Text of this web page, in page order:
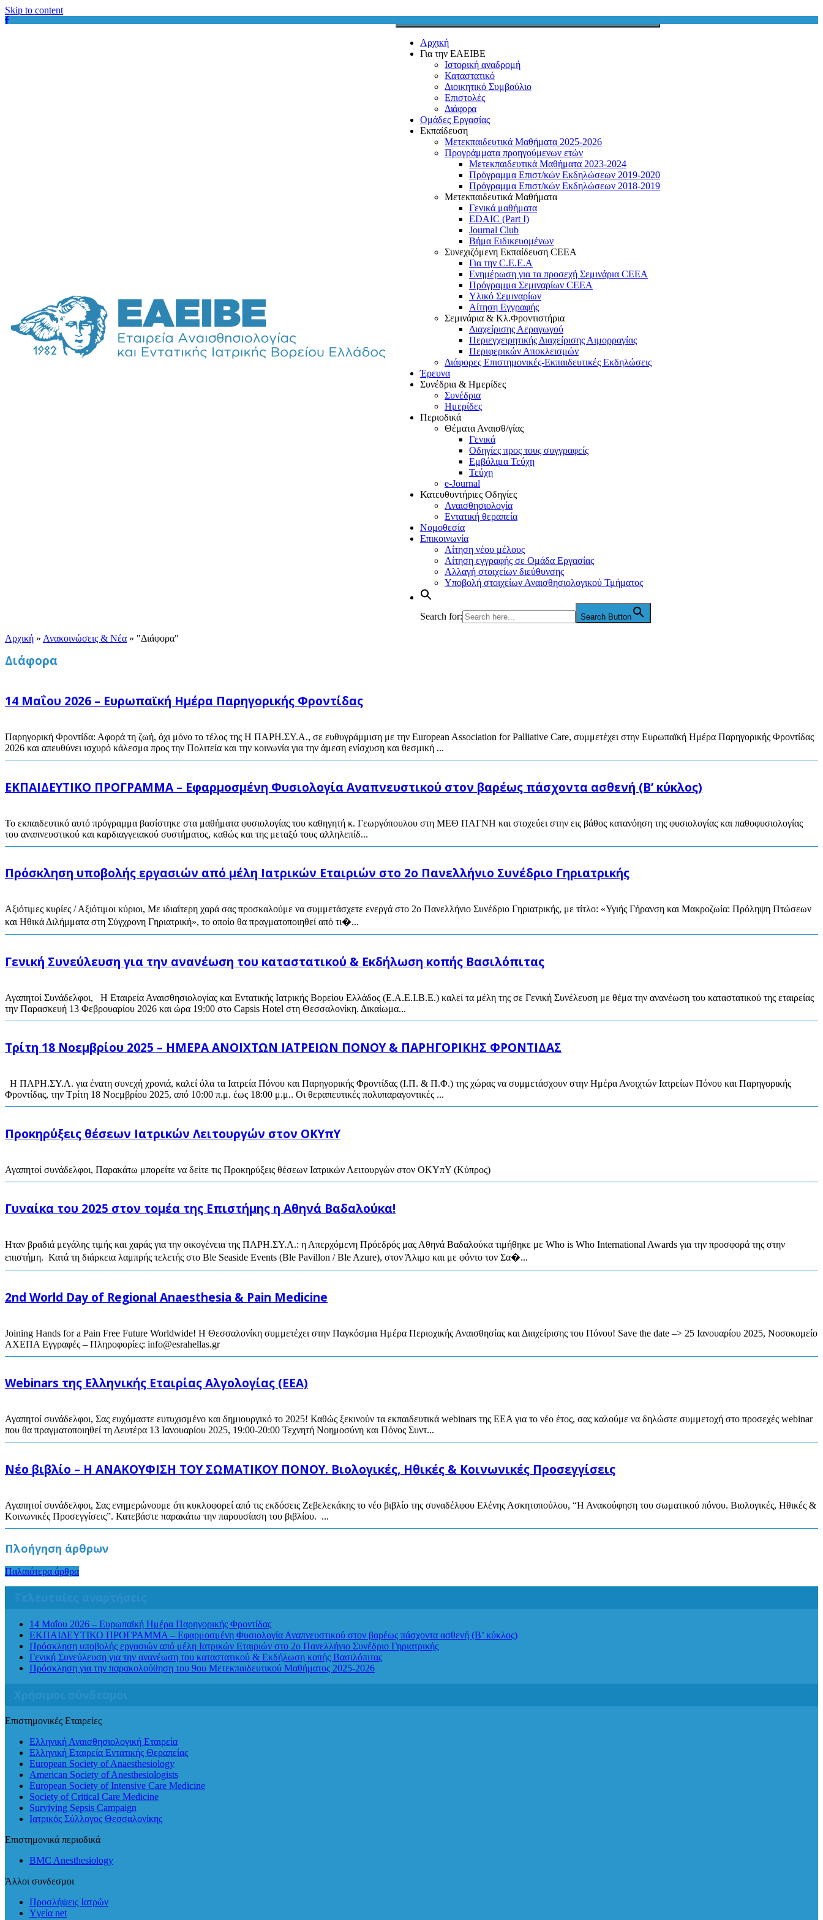
Skip to content
Αρχική
Για την ΕΑΕΙΒΕ
Ιστορική αναδρομή
Καταστατικό
Διοικητικό Συμβούλιο
Επιστολές
Διάφορα
Ομάδες Εργασίας
Εκπαίδευση
Μετεκπαιδευτικά Μαθήματα 2025-2026
Προγράμματα προηγούμενων ετών
Μετεκπαιδευτικά Μαθήματα 2023-2024
Πρόγραμμα Επιστ/κών Εκδηλώσεων 2019-2020
Πρόγραμμα Επιστ/κών Εκδηλώσεων 2018-2019
Μετεκπαιδευτικά Μαθήματα
Γενικά μαθήματα
EDAIC (Part I)
Journal Club
Βήμα Ειδικευομένων
Συνεχιζόμενη Εκπαίδευση CEEA
Για την C.E.E.A
Ενημέρωση για τα προσεχή Σεμινάρια CEEA
Πρόγραμμα Σεμιναρίων CEEA
Υλικό Σεμιναρίων
Αίτηση Εγγραφής
Σεμινάρια & Κλ.Φροντιστήρια
Διαχείρισης Αεραγωγού
Περιεγχειρητικής Διαχείρισης Αιμορραγίας
Περιφερικών Αποκλεισμών
Διάφορες Επιστημονικές-Εκπαιδευτικές Εκδηλώσεις
Έρευνα
Συνέδρια & Ημερίδες
Συνέδρια
Ημερίδες
Περιοδικά
Θέματα Αναισθ/γίας
Γενικά
Οδηγίες προς τους συγγραφείς
Εμβόλιμα Τεύχη
Τεύχη
e-Journal
Κατευθυντήριες Οδηγίες
Αναισθησιολογία
Εντατική θεραπεία
Νομοθεσία
Επικοινωνία
Αίτηση νέου μέλους
Αίτηση εγγραφής σε Ομάδα Εργασίας
Αλλαγή στοιχείων διεύθυνσης
Υποβολή στοιχείων Αναισθησιολογικού Τμήματος
Search for: Search Button
Αρχική » Ανακοινώσεις & Νέα » "Διάφορα"
Διάφορα
14 Μαΐου 2026 – Ευρωπαϊκή Ημέρα Παρηγορικής Φροντίδας
Παρηγορική Φροντίδα: Αφορά τη ζωή, όχι μόνο το τέλος της Η ΠΑΡΗ.ΣΥ.Α., σε ευθυγράμμιση με την European Association for Palliative Care, συμμετέχει στην Ευρωπαϊκή Ημέρα Παρηγορικής Φροντίδας
2026 και απευθύνει ισχυρό κάλεσμα προς την Πολιτεία και την κοινωνία για την άμεση ενίσχυση και θεσμική ...
ΕΚΠΑΙΔΕΥΤΙΚΟ ΠΡΟΓΡΑΜΜΑ – Εφαρμοσμένη Φυσιολογία Αναπνευστικού στον βαρέως πάσχοντα ασθενή (Β’ κύκλος)
Το εκπαιδευτικό αυτό πρόγραμμα βασίστηκε στα μαθήματα φυσιολογίας του καθηγητή κ. Γεωργόπουλου στη ΜΕΘ ΠΑΓΝΗ και στοχεύει στην εις βάθος κατανόηση της φυσιολογίας και παθοφυσιολογίας
του αναπνευστικού και καρδιαγγειακού συστήματος, καθώς και της μεταξύ τους αλληλεπίδ...
Πρόσκληση υποβολής εργασιών από μέλη Ιατρικών Εταιριών στο 2ο Πανελλήνιο Συνέδριο Γηριατρικής
Αξιότιμες κυρίες / Αξιότιμοι κύριοι, Με ιδιαίτερη χαρά σας προσκαλούμε να συμμετάσχετε ενεργά στο 2ο Πανελλήνιο Συνέδριο Γηριατρικής, με τίτλο: «Υγιής Γήρανση και Μακροζωία: Πρόληψη Πτώσεων
και Ηθικά Διλήμματα στη Σύγχρονη Γηριατρική», το οποίο θα πραγματοποιηθεί από τι�...
Γενική Συνεύλευση για την ανανέωση του καταστατικού & Εκδήλωση κοπής Βασιλόπιτας
Αγαπητοί Συνάδελφοι, Η Εταιρεία Αναισθησιολογίας και Εντατικής Ιατρικής Βορείου Ελλάδος (Ε.Α.Ε.Ι.Β.Ε.) καλεί τα μέλη της σε Γενική Συνέλευση με θέμα την ανανέωση του καταστατικού της εταιρείας
την Παρασκευή 13 Φεβρουαρίου 2026 και ώρα 19:00 στο Capsis Hotel στη Θεσσαλονίκη. Δικαίωμα...
Τρίτη 18 Νοεμβρίου 2025 – ΗΜΕΡΑ ΑΝΟΙΧΤΩΝ ΙΑΤΡΕΙΩΝ ΠΟΝΟΥ & ΠΑΡΗΓΟΡΙΚΗΣ ΦΡΟΝΤΙΔΑΣ
Η ΠΑΡΗ.ΣΥ.Α. για ένατη συνεχή χρονιά, καλεί όλα τα Ιατρεία Πόνου και Παρηγορικής Φροντίδας (Ι.Π. & Π.Φ.) της χώρας να συμμετάσχουν στην Ημέρα Ανοιχτών Ιατρείων Πόνου και Παρηγορικής
Φροντίδας, την Τρίτη 18 Νοεμβρίου 2025, από 10:00 π.μ. έως 18:00 μ.μ.. Οι θεραπευτικές πολυπαραγοντικές ...
Προκηρύξεις θέσεων Ιατρικών Λειτουργών στον ΟΚΥπΥ
Αγαπητοί συνάδελφοι, Παρακάτω μπορείτε να δείτε τις Προκηρύξεις θέσεων Ιατρικών Λειτουργών στον ΟΚΥπΥ (Κύπρος)
Γυναίκα του 2025 στον τομέα της Επιστήμης η Αθηνά Βαδαλούκα!
Ηταν βραδιά μεγάλης τιμής και χαράς για την οικογένεια της ΠΑΡΗ.ΣΥ.Α.: η Απερχόμενη Πρόεδρός μας Αθηνά Βαδαλούκα τιμήθηκε με Who is Who International Awards για την προσφορά της στην
επιστήμη. Κατά τη διάρκεια λαμπρής τελετής στο Ble Seaside Events (Ble Pavillon / Ble Azure), στον Άλιμο και με φόντο τον Σα�...
2nd World Day of Regional Anaesthesia & Pain Medicine
Joining Hands for a Pain Free Future Worldwide! Η Θεσσαλονίκη συμμετέχει στην Παγκόσμια Ημέρα Περιοχικής Αναισθησίας και Διαχείρισης του Πόνου! Save the date –> 25 Ιανουαρίου 2025, Νοσοκομείο
ΑΧΕΠΑ Εγγραφές – Πληροφορίες: info@esrahellas.gr
Webinars της Ελληνικής Εταιρίας Αλγολογίας (ΕΕΑ)
Αγαπητοί συνάδελφοι, Σας ευχόμαστε ευτυχισμένο και δημιουργικό το 2025! Καθώς ξεκινούν τα εκπαιδευτικά webinars της ΕΕΑ για το νέο έτος, σας καλούμε να δηλώστε συμμετοχή στο προσεχές webinar
που θα πραγματοποιηθεί τη Δευτέρα 13 Ιανουαρίου 2025, 19:00-20:00 Τεχνητή Νοημοσύνη και Πόνος Συντ...
Νέο βιβλίο – Η ΑΝΑΚΟΥΦΙΣΗ ΤΟΥ ΣΩΜΑΤΙΚΟΥ ΠΟΝΟΥ. Βιολογικές, Ηθικές & Κοινωνικές Προσεγγίσεις
Αγαπητοί συνάδελφοι, Σας ενημερώνουμε ότι κυκλοφορεί από τις εκδόσεις Ζεβελεκάκης το νέο βιβλίο της συναδέλφου Ελένης Ασκητοπούλου, “Η Ανακούφηση του σωματικού πόνου. Βιολογικές, Ηθικές &
Κοινωνικές Προσεγγίσεις”. Κατεβάστε παρακάτω την παρουσίαση του βιβλίου. ...
Πλοήγηση άρθρων
Παλαιότερα άρθρα
14 Μαΐου 2026 – Ευρωπαϊκή Ημέρα Παρηγορικής Φροντίδας
ΕΚΠΑΙΔΕΥΤΙΚΟ ΠΡΟΓΡΑΜΜΑ – Εφαρμοσμένη Φυσιολογία Αναπνευστικού στον βαρέως πάσχοντα ασθενή (Β’ κύκλος)
Πρόσκληση υποβολής εργασιών από μέλη Ιατρικών Εταιριών στο 2ο Πανελλήνιο Συνέδριο Γηριατρικής
Γενική Συνεύλευση για την ανανέωση του καταστατικού & Εκδήλωση κοπής Βασιλόπιτας
Πρόσκληση για την παρακολούθηση του 9ου Μετεκπαιδευτικού Μαθήματος 2025-2026
Επιστημονικές Εταιρείες
Ελληνική Αναισθησιολογική Εταιρεία
Ελληνική Εταιρεία Εντατικής Θεραπείας
European Society of Anaesthesiology
American Society of Anesthesiologists
European Society of Intensive Care Medicine
Society of Critical Care Medicine
Surviving Sepsis Campaign
Ιατρικός Σύλλογος Θεσσαλονίκης
Επιστημονικά περιοδικά
BMC Anesthesiology
Άλλοι συνδεσμοι
Προσλήψεις Ιατρών
Yγεία net